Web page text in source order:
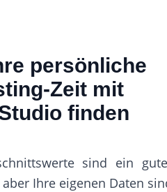
persönliche
Zeit mit
finden
sind ein
Ihre eigenen Daten